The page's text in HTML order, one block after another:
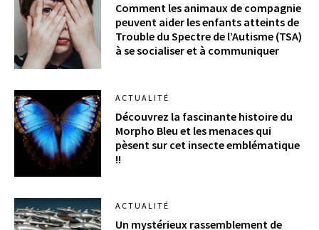
Comment les animaux de compagnie
peuvent aider les enfants atteints de
Trouble du Spectre de l’Autisme (TSA)
à se socialiser et à communiquer
ACTUALITÉ
Découvrez la fascinante histoire du
Morpho Bleu et les menaces qui
pèsent sur cet insecte emblématique
!!
ACTUALITÉ
Un mystérieux rassemblement de